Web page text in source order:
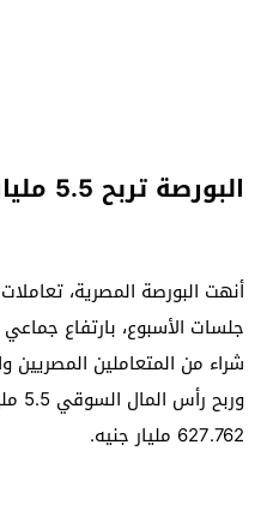
البورصة تربح 5.5 مليار جنيه
أنهت البورصة المصرية،
جلسات الأسبوع، بارتفاع
شراء من المتعاملين
627.762 مليار جنيه.